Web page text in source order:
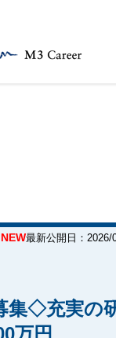
NEW最新公開日：2026/
集◇充実の